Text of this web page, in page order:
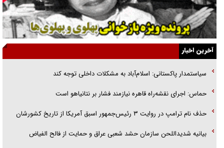
گفت‌وگو با آیت‌الله جاودان/ جفای مخالفان مکانت معنوی رهبر شهید را
ارتقا می‌داد
راننده مست به قانون می‌خندد
همه آقای دوربینی شده‌ایم!
قصه ناتمام سرویس مدارس
آیا مقاومت فلسطین خلع‌سلاح می‌شود؟
آخرین اخبار
سیاستمدار پاکستانی: اسلام‌آباد به مشکلات داخلی توجه کند
حماس: اجرای نقشه‌راه قاهره نیازمند فشار بر نتانیاهو است
حذف نام ترامپ در روایت ۳ رئیس‌جمهور اسبق آمریکا از تاریخ کشورشان
بیانیه شدیداللحن سازمان حشد شعبی عراق و حمایت از فالح الفیاض